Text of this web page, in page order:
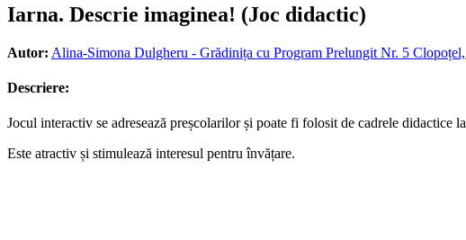
Iarna. Descrie imaginea! (Joc didactic)
Autor: Alina-Simona Dulgheru - Grădinița cu Program Prelungit Nr. 5
Descriere:
Jocul interactiv se adresează preșcolarilor și poate fi folosit de cadrele didactice
Este atractiv și stimulează interesul pentru învățare.